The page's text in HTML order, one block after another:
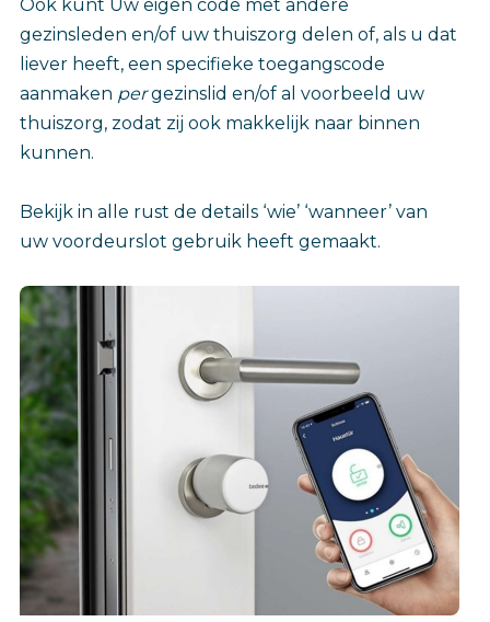
Ook kunt Uw eigen code met andere
gezinsleden en/of uw thuiszorg delen of, als u dat
liever heeft, een specifieke toegangscode
aanmaken pergezinslid en/of al voorbeeld uw
thuiszorg, zodat zij ook makkelijk naar binnen
kunnen.
Bekijk in alle rust de details ‘wie’ ‘wanneer’ van
uw voordeurslot gebruik heeft gemaakt.